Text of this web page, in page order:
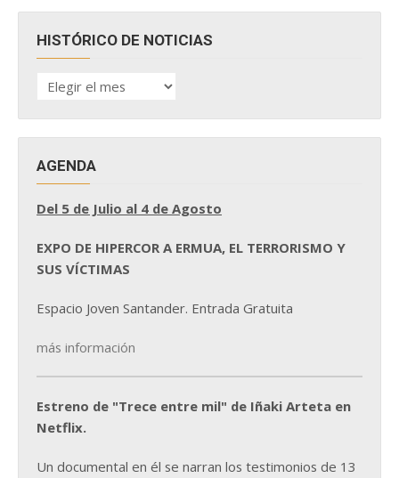
HISTÓRICO DE NOTICIAS
HISTÓRICO
DE
AGENDA
Del 5 de Julio al 4 de Agosto
EXPO DE HIPERCOR A ERMUA, EL TERRORISMO Y
SUS VÍCTIMAS
Espacio Joven Santander. Entrada Gratuita
más información
Estreno de "Trece entre mil" de Iñaki Arteta en
Netflix.
Un documental en él se narran los testimonios de 13